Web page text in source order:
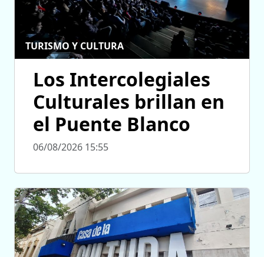
TURISMO Y CULTURA
Los Intercolegiales
Culturales brillan en
el Puente Blanco
06/08/2026 15:55